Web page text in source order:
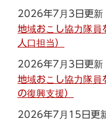
2026年7月3日更新
地域おこし協力隊員
人口担当）
2026年7月3日更新
地域おこし協力隊員
の復興支援）
2026年7月15日更